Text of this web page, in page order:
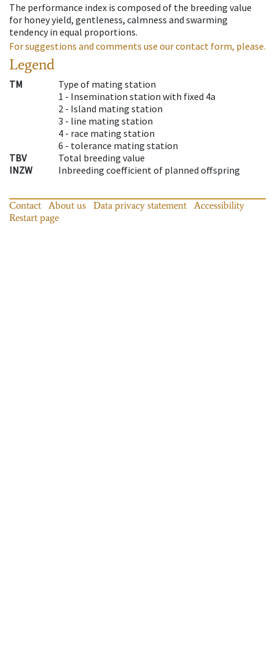
The performance index is composed of the breeding value
for honey yield, gentleness, calmness and swarming
tendency in equal proportions.
For suggestions and comments use our contact form, please.
Legend
TM
Type of mating station
1 - Insemination station with fixed 4a
2 - Island mating station
3 - line mating station
4 - race mating station
6 - tolerance mating station
TBV
Total breeding value
INZW
Inbreeding coefficient of planned offspring
Contact About us Data privacy statement
Accessibility
Restart page